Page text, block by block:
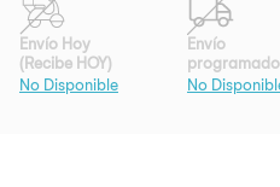
Envío Hoy
(Recibe HOY)
No Disponible
Envío
programado
No